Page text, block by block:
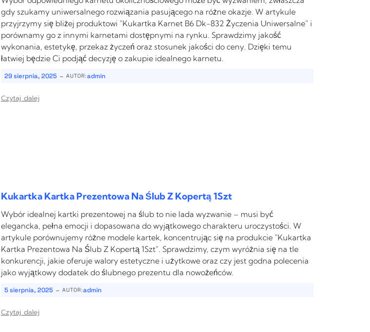
gdy szukamy uniwersalnego rozwiązania pasującego na różne okazje. W artykule
przyjrzymy się bliżej produktowi "Kukartka Karnet B6 Dk-832 Życzenia Uniwersalne" i
porównamy go z innymi karnetami dostępnymi na rynku. Sprawdzimy jakość
wykonania, estetykę, przekaz życzeń oraz stosunek jakości do ceny. Dzięki temu
łatwiej będzie Ci podjąć decyzję o zakupie idealnego karnetu.
29 sierpnia, 2025 - AUTOR:admin
Czytaj dalej
Kukartka Kartka Prezentowa Na Ślub Z Kopertą 1Szt
Wybór idealnej kartki prezentowej na ślub to nie lada wyzwanie – musi być
elegancka, pełna emocji i dopasowana do wyjątkowego charakteru uroczystości. W
artykule porównujemy różne modele kartek, koncentrując się na produkcie "Kukartka
Kartka Prezentowa Na Ślub Z Kopertą 1Szt". Sprawdzimy, czym wyróżnia się na tle
konkurencji, jakie oferuje walory estetyczne i użytkowe oraz czy jest godna polecenia
jako wyjątkowy dodatek do ślubnego prezentu dla nowożeńców.
5 sierpnia, 2025 - AUTOR:admin
Czytaj dalej